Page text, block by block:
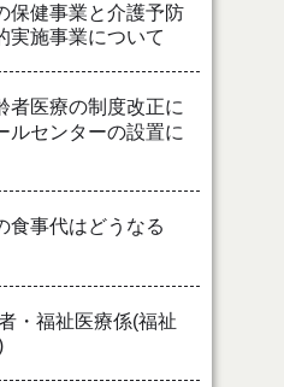
保健事業と介護予防
実施事業について
者医療の制度改正に
ルセンターの設置に
食事代はどうなる
・福祉医療係(福祉